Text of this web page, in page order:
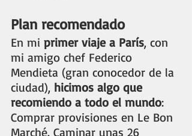
Plan recomendado
En mi primer viaje a París, con
mi amigo chef Federico
Mendieta (gran conocedor de la
ciudad), hicimos algo que
recomiendo a todo el mundo:
Comprar provisiones en Le Bon
Marché. Caminar unas 26